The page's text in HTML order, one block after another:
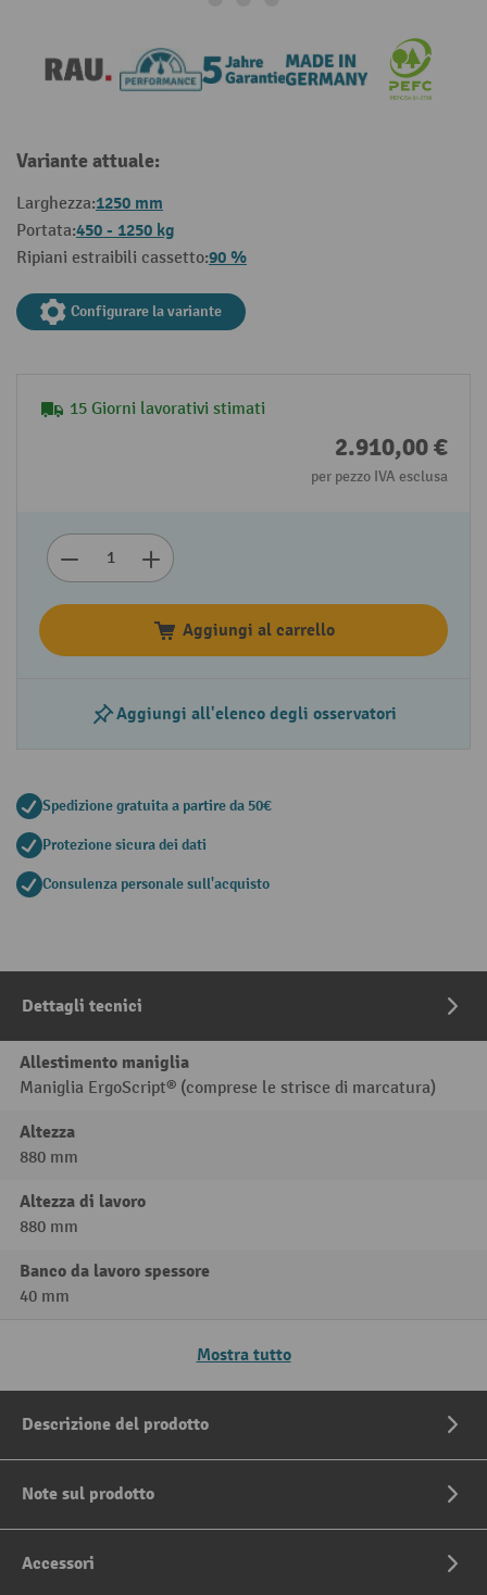
Variante attuale:
Larghezza:1250 mm
Portata:450 - 1250 kg
Ripiani estraibili cassetto:90 %
Configurare la variante
15 Giorni lavorativi stimati
2.910,00 €
per pezzo IVA esclusa
Aggiungi al carrello
Aggiungi all'elenco degli osservatori
Spedizione gratuita a partire da 50€
Protezione sicura dei dati
Consulenza personale sull'acquisto
Dettagli tecnici
Allestimento maniglia
Maniglia ErgoScript® (comprese le strisce di marcatura)
Altezza
880 mm
Altezza di lavoro
880 mm
Banco da lavoro spessore
40 mm
Mostra tutto
Descrizione del prodotto
Note sul prodotto
Accessori